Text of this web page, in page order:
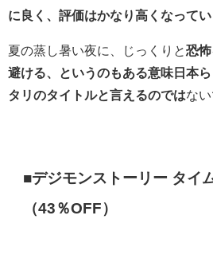
に良く、評価はかなり高くなってい
夏の蒸し暑い夜に、じっくりと恐
避ける、というのもある意味日本
タリのタイトルと言えるのではない
■デジモンストーリー タイ
（43％OFF）